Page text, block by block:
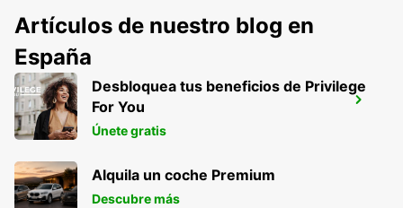
ESTACIÓN DE TREN DE MONTELIMAR
MONTELIMAR - FRANCE
Artículos de nuestro blog en
España
Desbloquea tus beneficios de Privilege
For You
Únete gratis
Alquila un coche Premium
Descubre más